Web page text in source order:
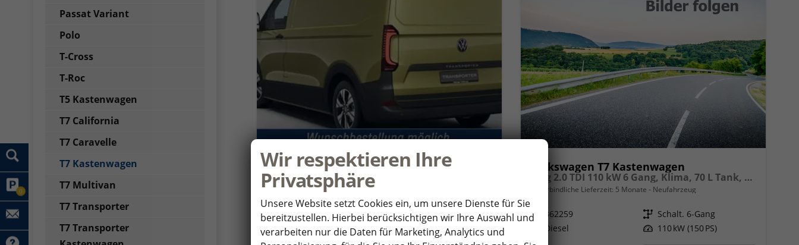
0
Volkswagen T7 Kastenwagen
unverbindliche Lieferzeit:5 Monate
Fahrzeugnr. 362254 GetriebeAutom. 8-Gang
Kraftstoff Diesel Leistung – kW
Volkswagen T7 Kastenwagen
lang 2.0 TDI 110 kW 6 Gang, Klima, 70 L Tank, Außenspiegel elektrisch klappbar, Fahrerassistenzpaket
unverbindliche Lieferzeit: 5 Monate Neufahrzeug
362259 Getriebe Schalt. 6-Gang
Diesel Leistung 110 kW (150 PS)
Passat Variant
Polo
T-Cross
T-Roc
T5 Kastenwagen
T7 California
T7 Caravelle
T7 Kastenwagen
T7 Multivan
T7 Transporter
T7 Transporter
Wir respektieren Ihre
Privatsphäre
Unsere Website setzt Cookies ein, um unsere Dienste für Sie
bereitzustellen. Hierbei berücksichtigen wir Ihre Auswahl und
verarbeiten nur die Daten für Marketing, Analytics und